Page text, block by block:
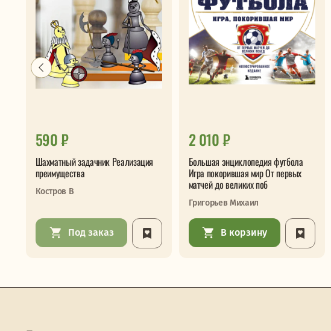
590 ₽
Шахматный задачник Реализация
преимущества
Костров В
Под заказ
2 010 ₽
Большая энциклопедия футбола
Игра покорившая мир От первых
матчей до великих поб
Григорьев Михаил
В корзину